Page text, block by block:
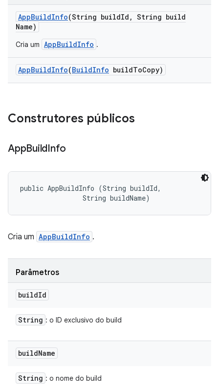
AppBuildInfo(String buildId , String build
Name)
Cria um AppBuildInfo .
AppBuildInfo(BuildInfo buildToCopy)
Construtores públicos
AppBuildInfo
public AppBuildInfo (String buildId,
                String buildName)
Cria um AppBuildInfo .
Parâmetros
buildId
String : o ID exclusivo do build
buildName
String : o nome do build